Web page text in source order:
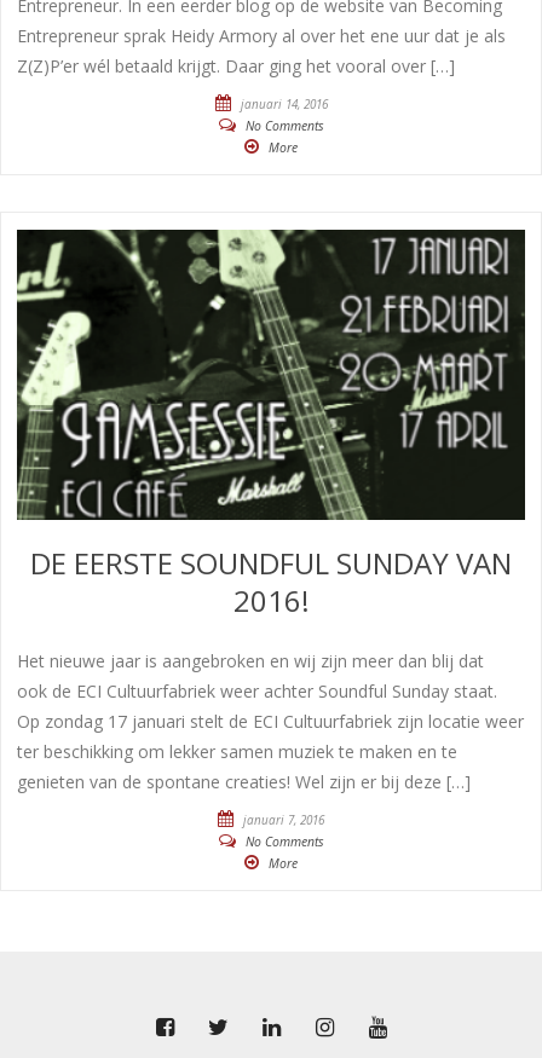
Entrepreneur. In een eerder blog op de website van Becoming
Entrepreneur sprak Heidy Armory al over het ene uur dat je als
Z(Z)P’er wél betaald krijgt. Daar ging het vooral over […]
januari 14, 2016
No Comments
More
DE EERSTE SOUNDFUL SUNDAY VAN
2016!
Het nieuwe jaar is aangebroken en wij zijn meer dan blij dat
ook de ECI Cultuurfabriek weer achter Soundful Sunday staat.
Op zondag 17 januari stelt de ECI Cultuurfabriek zijn locatie weer
ter beschikking om lekker samen muziek te maken en te
genieten van de spontane creaties! Wel zijn er bij deze […]
januari 7, 2016
No Comments
More